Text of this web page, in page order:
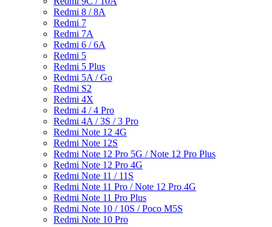
Redmi 8 / 8A
Redmi 7
Redmi 7A
Redmi 6 / 6A
Redmi 5
Redmi 5 Plus
Redmi 5A / Go
Redmi S2
Redmi 4X
Redmi 4 / 4 Pro
Redmi 4A / 3S / 3 Pro
Redmi Note 12 4G
Redmi Note 12S
Redmi Note 12 Pro 5G / Note 12 Pro Plus
Redmi Note 12 Pro 4G
Redmi Note 11 / 11S
Redmi Note 11 Pro / Note 12 Pro 4G
Redmi Note 11 Pro Plus
Redmi Note 10 / 10S / Poco M5S
Redmi Note 10 Pro